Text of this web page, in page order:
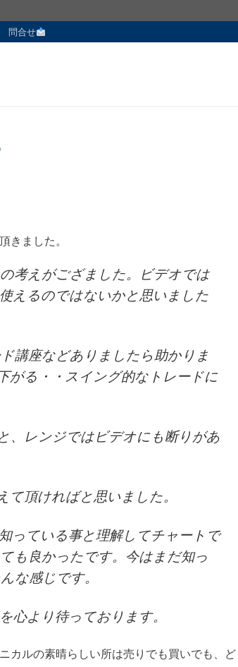
問合せ
きました。
考えがござました。ビデオでは
えるのではないかと思いました
講座などありましたら助かりま
がる・・スイング的なトレードに
、レンジではビデオにも断りがあ
て頂ければと思いました。
っている事と理解してチャートで
も良かったです。今はまだ知っ
な感じです。
心より待っております。
カルの素晴らしい所は売りでも買いでも、ど